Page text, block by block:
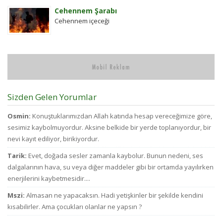
Cehennem Şarabı
Cehennem içeceği
Sizden Gelen Yorumlar
Osmin: Konuştuklarımızdan Allah katında hesap vereceğimize göre,
sesimiz kaybolmuyordur. Aksine belkide bir yerde toplanıyordur, bir
nevi kayıt ediliyor, birikiyordur.
Tarik: Evet, doğada sesler zamanla kaybolur. Bunun nedeni, ses
dalgalarının hava, su veya diğer maddeler gibi bir ortamda yayılırken
enerjilerini kaybetmesidir....
Mszi: Almasan ne yapacaksın. Hadi yetişkinler bir şekilde kendini
kısabilirler. Ama çocukları olanlar ne yapsın ?